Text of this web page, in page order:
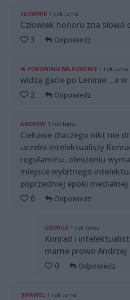
SŁOWNIK 1 rok temu
Człowiek honoru zna słowo
3
Odpowiedz
W PORONINIE NA KOMINIE 1 rok temu
widzą gacie po Leninie ...a w
2
Odpowiedz
ANDREW 1 rok temu
Ciekawe dlaczego nikt nie
uczelni intelektualisty
regulaminu, obniżeniu
miejsce wybitnego
poprzedniej epoki medialnej
6
Odpowiedz
GEORGE 1 rok temu
Konrad i
marne prowo Andrzej
0
Odpowiedz
@PAWEL 1 rok temu